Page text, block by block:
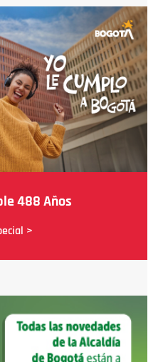
488 Años
>